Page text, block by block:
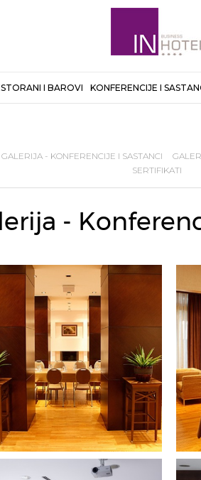
I BAROVI KONFERENCIJE I
GALERIJA - KONFERENCIJE I SASTANCI
SERTIFIKATI
-